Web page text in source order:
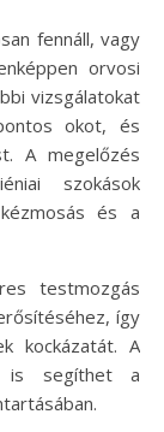
fennáll, vagy
orvosi
vizsgálatokat
okot, és
A megelőzés
szokások
és a
testmozgás
így
kockázatát. A
is segíthet a